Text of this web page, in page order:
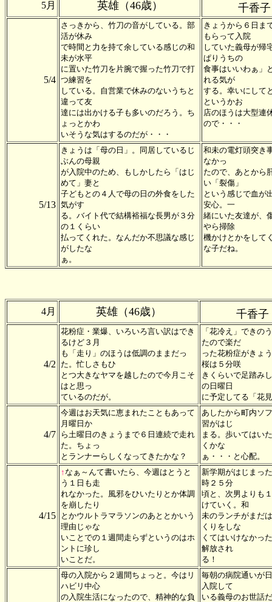
5月 英雄（46歳） 千香
5/4
さっきから、竹刀の音がしている。部
活が休み
で時間と力を持て余している感じの和
未が水平
に置いた竹刀を片腕で握った竹刀で打
つ練習を
している。自営業で休みのないうちと
違って友
達には出かける子も多いのだろう。ち
ょっとかわ
いそうな気はするのだが・・・
きょうから６日ま
もらって入院
していた義母が帰
ぱりうちの
食事はいいわぁ」
れる気が
する。幸いにして
というかお
店のほうは大型連
ので・・・
5/13
きょうは「母の日」。同居しているじ
ぶんの母親
が入院中のため、もしかしたら「はじ
めて」妻と
子どもとの４人で母の日の外食をした
気がす
る。バイト代で結構裕福な長男が３分
の１くらい
払ってくれた。なんだか不思議な感じ
がしたな
ぁ。
和未の電灯頭突き
なかっ
たので、あとから
い「裂傷」
という感じで血が
安心。一
緒にいた友達が、
やら掃除
機かけとかをして
な子だね。
4月 英雄（46歳） 千香子
4/2
花粉症・業爆、いろいろ言い訳はでき
るけど３月
も「走り」のほうは低調のままだっ
た。忙しさもひ
とつ大きなヤマを越したので今月こそ
はと思っ
ているのだが。
「花冷え」できの
たので楽だ
った花粉症がきょ
桜は５分咲
きくらいで足踏み
の日曜日
に予定してる「花
4/7
今週はお天気に恵まれたこともあって
月曜日か
ら土曜日のきょうまで６日連続で走れ
た。ちょっ
とランナーらしくなってきたかな？
あしたから町内ソ
習がはじ
まる。歩いてはい
くかな
ぁ・・・と心配。
4/15
↑なぁ～んて書いたら、今週はとうと
う１日も走
れなかった。風邪をひいたりとか体調
を崩したり
とかウルトラマラソンのあととかいう
理由じゃな
いことでの１週間走らずというのはホ
ントに珍し
いことだ。
新学期がはじまっ
時２５分
頃と、次男よりも
けていく。和
未のランチがまだ
くりをしな
くてはいけなかっ
解放され
る！
母の入院から２週間ちょっと。今はリ
ハビリ中心
の入院生活になったので、精神的な負
毎朝の病院通いが
入院して
いる義母のお世話